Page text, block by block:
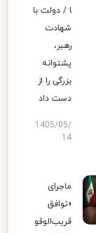
ا / دولت با
شهادت
رهبر،
پشتوانه
بزرگی را از
دست داد
1405/05/
14
ماجرای
«توافق
قریب‌الوقو